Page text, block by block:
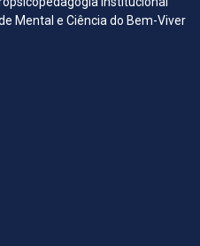
Mental e Ciência do Bem-Viver